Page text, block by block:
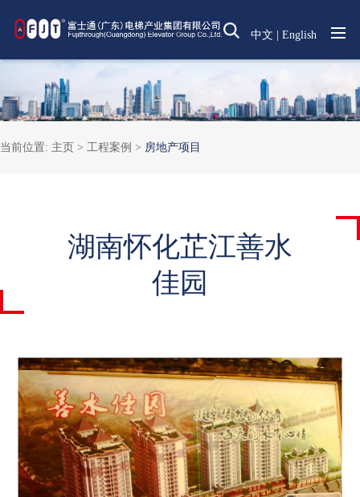
中文 |English
当前位置: 主页 > 工程案例 > 房地产项目
湖南怀化芷江善水
佳园